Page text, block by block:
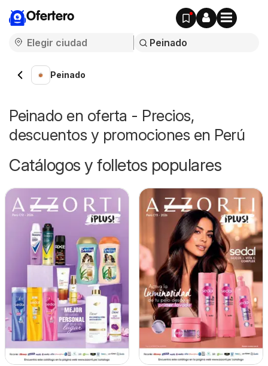
Ofertero
Peinado
Peinado en oferta - Precios,
descuentos y promociones en Perú
Catálogos y folletos populares